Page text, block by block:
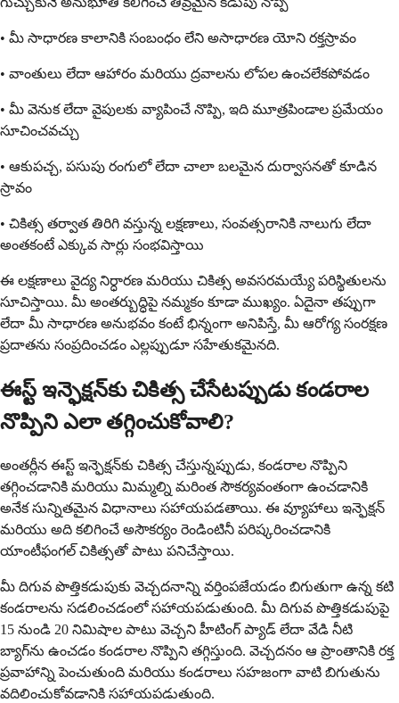
• మీ సాధారణ కాలానికి సంబంధం లేని అసాధారణ యోని రక్తస్రావం
• వాంతులు లేదా ఆహారం మరియు ద్రవాలను లోపల ఉంచలేకపోవడం
• మీ వెనుక లేదా వైపులకు వ్యాపించే నొప్పి, ఇది మూత్రపిండాల ప్రమేయం
సూచించవచ్చు
• ఆకుపచ్చ, పసుపు రంగులో లేదా చాలా బలమైన దుర్వాసనతో కూడిన
స్రావం
• చికిత్స తర్వాత తిరిగి వస్తున్న లక్షణాలు, సంవత్సరానికి నాలుగు లేదా
అంతకంటే ఎక్కువ సార్లు సంభవిస్తాయి
ఈ లక్షణాలు వైద్య నిర్ధారణ మరియు చికిత్స అవసరమయ్యే పరిస్థితులను
సూచిస్తాయి. మీ అంతర్బుద్ధిపై నమ్మకం కూడా ముఖ్యం. ఏదైనా తప్పుగా
లేదా మీ సాధారణ అనుభవం కంటే భిన్నంగా అనిపిస్తే, మీ ఆరోగ్య సంరక్షణ
ప్రదాతను సంప్రదించడం ఎల్లప్పుడూ సహేతుకమైనది.
ఈస్ట్ ఇన్ఫెక్షన్‌కు చికిత్స చేసేటప్పుడు కండరాల
నొప్పిని ఎలా తగ్గించుకోవాలి?
అంతర్లీన ఈస్ట్ ఇన్ఫెక్షన్‌కు చికిత్స చేస్తున్నప్పుడు, కండరాల నొప్పిని
తగ్గించడానికి మరియు మిమ్మల్ని మరింత సౌకర్యవంతంగా ఉంచడానికి
అనేక సున్నితమైన విధానాలు సహాయపడతాయి. ఈ వ్యూహాలు ఇన్ఫెక్షన్
మరియు అది కలిగించే అసౌకర్యం రెండింటినీ పరిష్కరించడానికి
యాంటీఫంగల్ చికిత్సతో పాటు పనిచేస్తాయి.
మీ దిగువ పొత్తికడుపుకు వెచ్చదనాన్ని వర్తింపజేయడం బిగుతుగా ఉన్న కటి
కండరాలను సడలించడంలో సహాయపడుతుంది. మీ దిగువ పొత్తికడుపుపై
15 నుండి 20 నిమిషాల పాటు వెచ్చని హీటింగ్ ప్యాడ్ లేదా వేడి నీటి
బ్యాగ్‌ను ఉంచడం కండరాల నొప్పిని తగ్గిస్తుంది. వెచ్చదనం ఆ ప్రాంతానికి రక్త
ప్రవాహాన్ని పెంచుతుంది మరియు కండరాలు సహజంగా వాటి బిగుతును
వదిలించుకోవడానికి సహాయపడుతుంది.